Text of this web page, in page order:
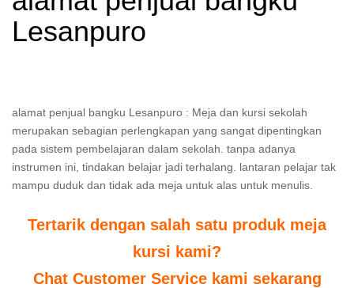
Lesanpuro
alamat penjual bangku Lesanpuro : Meja dan kursi sekolah
merupakan sebagian perlengkapan yang sangat dipentingkan
pada sistem pembelajaran dalam sekolah. tanpa adanya
instrumen ini, tindakan belajar jadi terhalang. lantaran pelajar tak
mampu duduk dan tidak ada meja untuk alas untuk menulis.
Tertarik dengan salah satu produk meja
kursi kami?
Chat Customer Service kami sekarang